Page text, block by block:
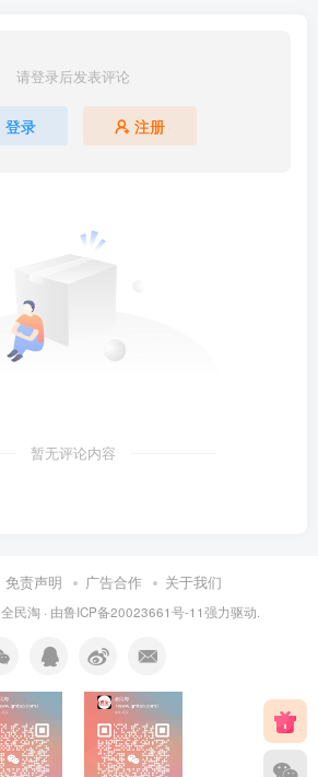
请登录后发表评论
登录 注册
暂无评论内容
免责声明 广告合作 关于我们
全民淘 · 由鲁ICP备20023661号-11强力驱动.